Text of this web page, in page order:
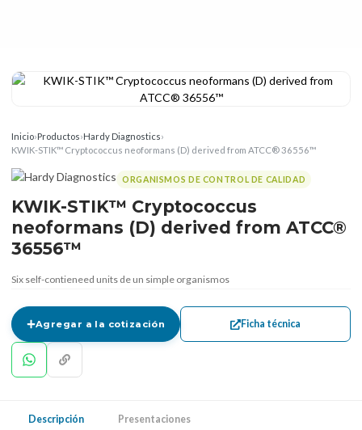
Inicio›Productos›Hardy Diagnostics›
KWIK-STIK™ Cryptococcus neoformans (D) derived from ATCC® 36556™
ORGANISMOS DE CONTROL DE CALIDAD
KWIK-STIK™ Cryptococcus
neoformans (D) derived from ATCC®
36556™
Six self-contieneed units de un simple organismos
Agregar a la cotización Ficha técnica
Descripción Presentaciones